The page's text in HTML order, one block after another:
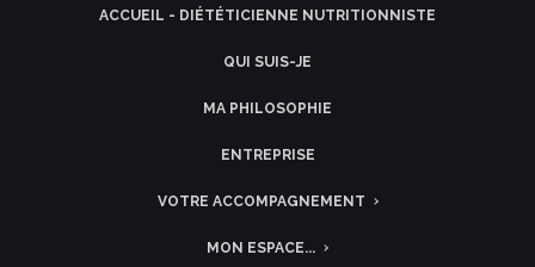
ACCUEIL - DIÉTÉTICIENNE NUTRITIONNISTE
QUI SUIS-JE
MA PHILOSOPHIE
ENTREPRISE
VOTRE ACCOMPAGNEMENT
MON ESPACE...